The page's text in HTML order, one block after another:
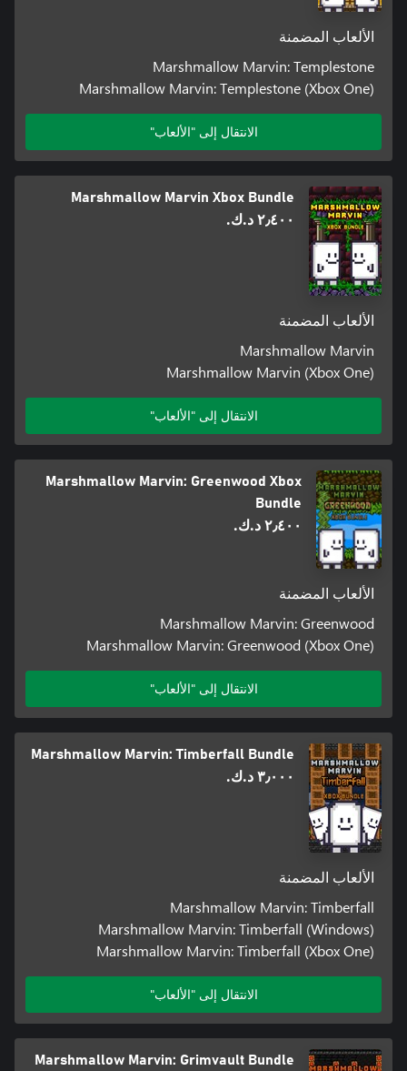
الألعاب المضمنة
Marshmallow Marvin: Templestone
Marshmallow Marvin: Templestone (Xbox One)
الانتقال إلى "الألعاب"
Marshmallow Marvin Xbox Bundle
٢٫٤٠٠ د.ك.‏
الألعاب المضمنة
Marshmallow Marvin
Marshmallow Marvin (Xbox One)
الانتقال إلى "الألعاب"
Marshmallow Marvin: Greenwood Xbox
Bundle
٢٫٤٠٠ د.ك.‏
الألعاب المضمنة
Marshmallow Marvin: Greenwood
Marshmallow Marvin: Greenwood (Xbox One)
الانتقال إلى "الألعاب"
Marshmallow Marvin: Timberfall Bundle
٣٫٠٠٠ د.ك.‏
الألعاب المضمنة
Marshmallow Marvin: Timberfall
Marshmallow Marvin: Timberfall (Windows)
Marshmallow Marvin: Timberfall (Xbox One)
الانتقال إلى "الألعاب"
Marshmallow Marvin: Grimvault Bundle